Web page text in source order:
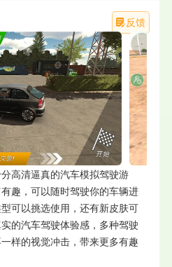
反馈
高清逼真的汽车模拟驾驶游
趣，可以随时驾驶你的车辆进
可以挑选使用，还有新皮肤可
的汽车驾驶体验感，多种驾驶
样的视觉冲击，带来更多有趣